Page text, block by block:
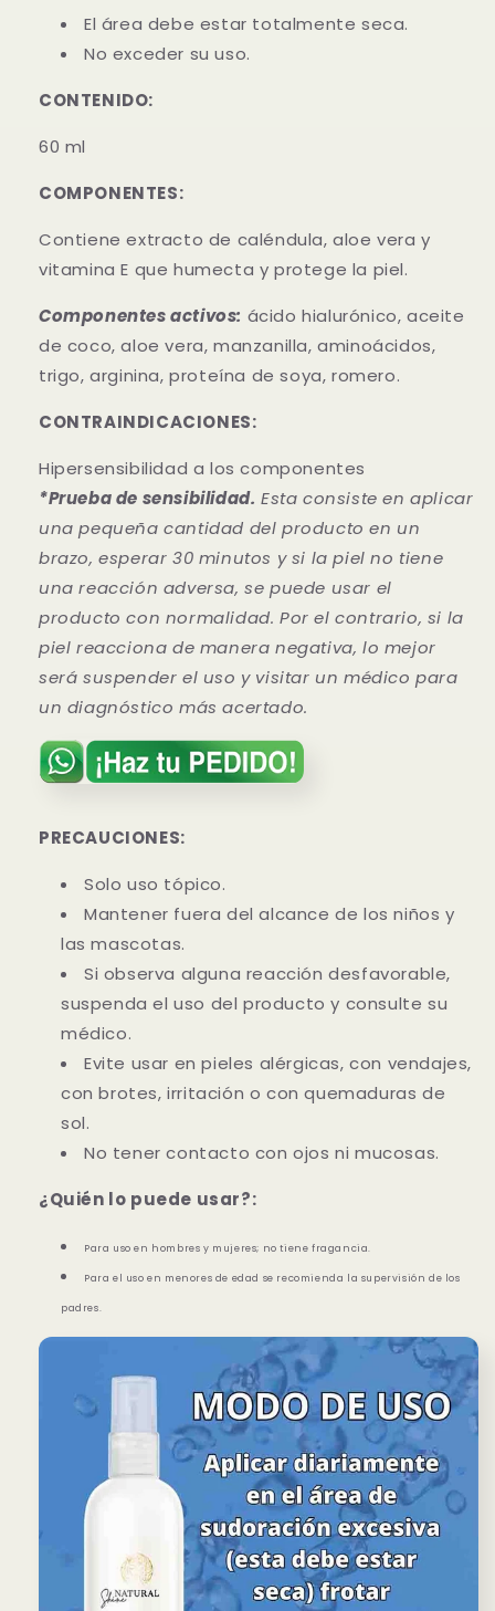
El área debe estar totalmente seca.
No exceder su uso.
CONTENIDO:
60 ml
COMPONENTES:
Contiene extracto de caléndula, aloe vera y
vitamina E que humecta y protege la piel.
Componentes activos: ácido hialurónico, aceite
de coco, aloe vera, manzanilla, aminoácidos,
trigo, arginina, proteína de soya, romero.
CONTRAINDICACIONES:
Hipersensibilidad a los componentes
*Prueba de sensibilidad. Esta consiste en aplicar
una pequeña cantidad del producto en un
brazo, esperar 30 minutos y si la piel no tiene
una reacción adversa, se puede usar el
producto con normalidad. Por el contrario, si la
piel reacciona de manera negativa, lo mejor
será suspender el uso y visitar un médico para
un diagnóstico más acertado.
PRECAUCIONES:
Solo uso tópico.
Mantener fuera del alcance de los niños y
las mascotas.
Si observa alguna reacción desfavorable,
suspenda el uso del producto y consulte su
médico.
Evite usar en pieles alérgicas, con vendajes,
con brotes, irritación o con quemaduras de
sol.
No tener contacto con ojos ni mucosas.
¿Quién lo puede usar?:
Para uso en hombres y mujeres; no tiene fragancia.
Para el uso en menores de edad se recomienda la supervisión de los
padres.